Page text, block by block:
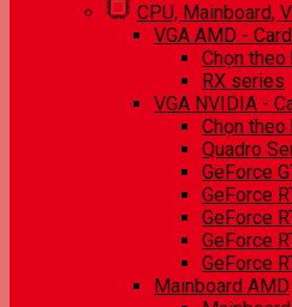
CPU, Mainboard,
VGA AMD -
Chọn theo
RX series
VGA NVIDIA -
Chọn theo
Quadro
GeForce
GeForce
GeForce
GeForce
GeForce
Mainboard AMD